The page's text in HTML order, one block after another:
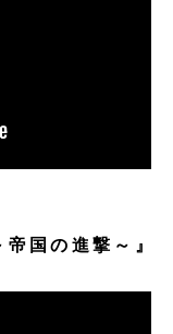
国の進撃～』